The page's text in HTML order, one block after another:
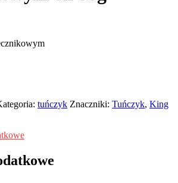
tuńczyk Znaczniki: Tuńczyk, King